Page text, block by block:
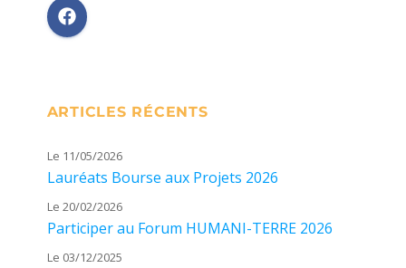
ARTICLES RÉCENTS
Le 11/05/2026
Lauréats Bourse aux Projets 2026
Le 20/02/2026
Participer au Forum HUMANI-TERRE 2026
Le 03/12/2025